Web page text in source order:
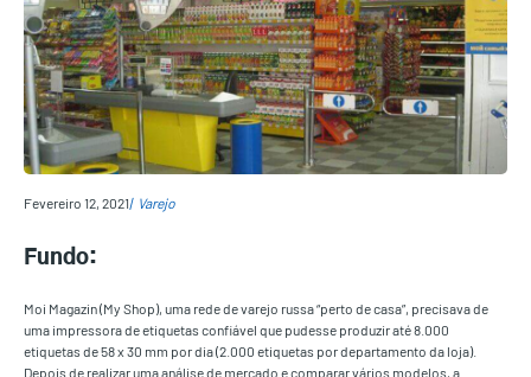
Fevereiro 12, 2021 Varejo
Fundo:
Moi Magazin (My Shop), uma rede de varejo russa “perto de casa”, precisava de
uma impressora de etiquetas confiável que pudesse produzir até 8.000
etiquetas de 58 x 30 mm por dia (2.000 etiquetas por departamento da loja).
Depois de realizar uma análise de mercado e comparar vários modelos, a